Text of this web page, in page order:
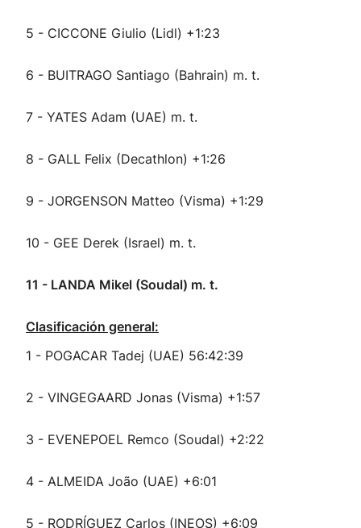
5 - CICCONE Giulio (Lidl) +1:23
6 - BUITRAGO Santiago (Bahrain) m. t.
7 - YATES Adam (UAE) m. t.
8 - GALL Felix (Decathlon) +1:26
9 - JORGENSON Matteo (Visma) +1:29
10 - GEE Derek (Israel) m. t.
11 - LANDA Mikel (Soudal) m. t.
Clasificación general:
1 - POGACAR Tadej (UAE) 56:42:39
2 - VINGEGAARD Jonas (Visma) +1:57
3 - EVENEPOEL Remco (Soudal) +2:22
4 - ALMEIDA João (UAE) +6:01
5 - RODRÍGUEZ Carlos (INEOS) +6:09